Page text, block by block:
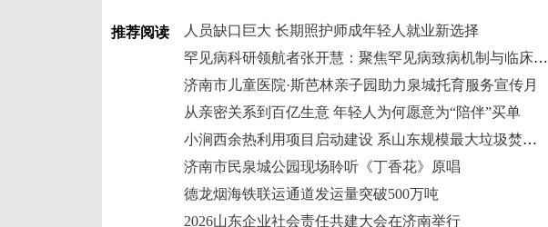
推荐阅读
人员缺口巨大 长期照护师成年轻人就业新选择
罕见病科研领航者张开慧：聚焦罕见病致病机制与临床转化 托举患儿生命
济南市儿童医院·斯芭林亲子园助力泉城托育服务宣传月
从亲密关系到百亿生意 年轻人为何愿意为“陪伴”买单
小涧西余热利用项目启动建设 系山东规模最大垃圾焚烧发电余热利用项目
济南市民泉城公园现场聆听《丁香花》原唱
德龙烟海铁联运通道发运量突破500万吨
2026山东企业社会责任共建大会在济南举行